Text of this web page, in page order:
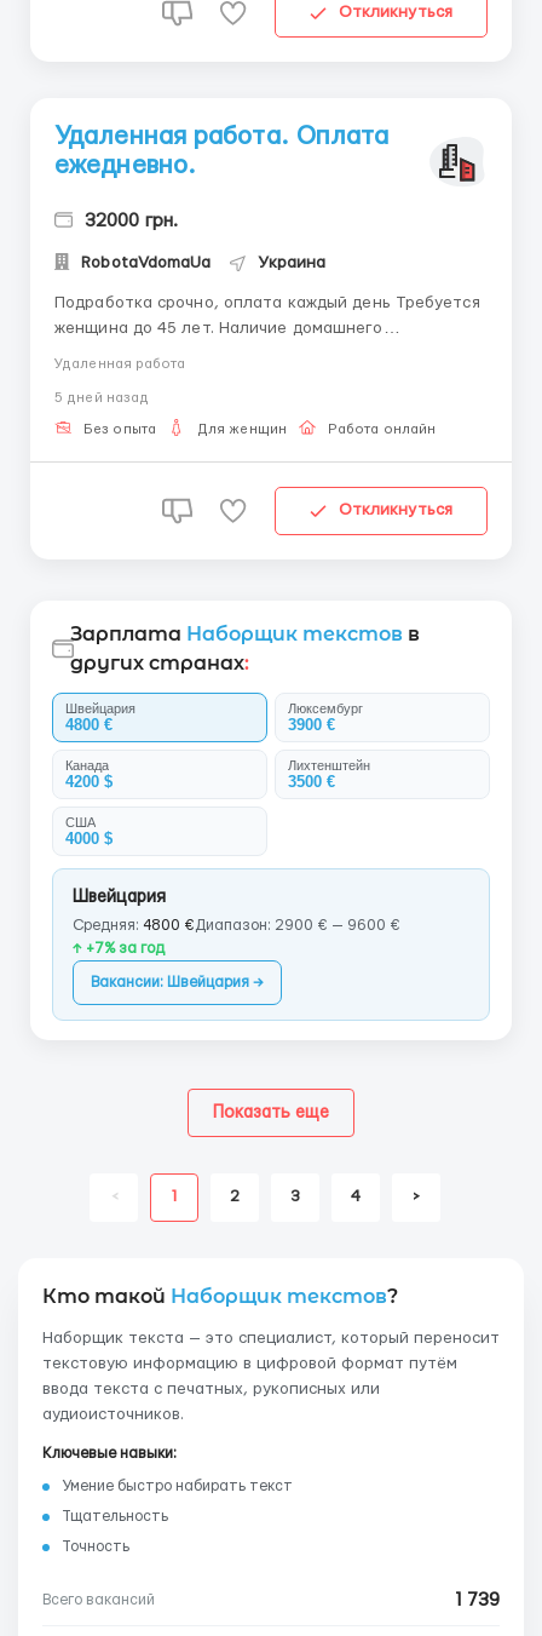
Откликнуться
Удаленная работа. Оплата
ежедневно.
32000 грн.
RobotaVdomaUa Украина
Подработка срочно, оплата каждый день Требуется
женщина до 45 лет. Наличие домашнего
компьютера или ноутбука. Телефон и планшет для
и онлайн общение с клиентами компании.
Бесплатное обучение. С удовольствием отвечу на
Удаленная работа
5 дней назад
Без опыта Для женщин Работа онлайн
Откликнуться
Зарплата Наборщик текстов в
других странах:
Швейцария
4800 €
Люксембург
3900 €
Канада
4200 $
Лихтенштейн
3500 €
США
4000 $
Швейцария
Средняя: 4800 € Диапазон: 2900 € — 9600 €
↑ +7% за год
Вакансии: Швейцария →
< 1 2 3 4 >
Показать еще
Кто такой Наборщик текстов?
Наборщик текста — это специалист, который переносит
текстовую информацию в цифровой формат путём
ввода текста с печатных, рукописных или
аудиоисточников.
Ключевые навыки:
Умение быстро набирать текст
Тщательность
Точность
Всего вакансий 1 739